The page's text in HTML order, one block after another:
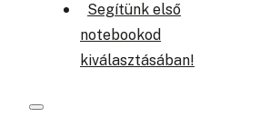
Segítünk első
notebookod
kiválasztásában!